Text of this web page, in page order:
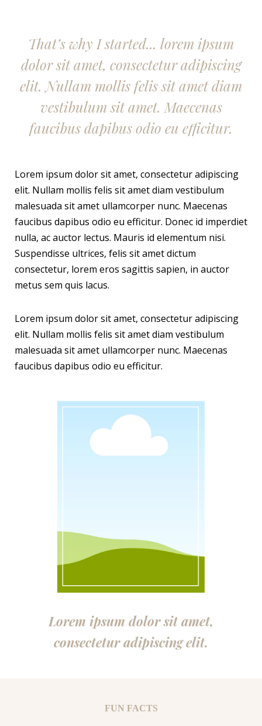
That’s why I started... lorem ipsum
dolor sit amet, consectetur adipiscing
elit. Nullam mollis felis sit amet diam
vestibulum sit amet. Maecenas
faucibus dapibus odio eu efficitur.
Lorem ipsum dolor sit amet, consectetur adipiscing
elit. Nullam mollis felis sit amet diam vestibulum
malesuada sit amet ullamcorper nunc. Maecenas
faucibus dapibus odio eu efficitur. Donec id imperdiet
nulla, ac auctor lectus. Mauris id elementum nisi.
Suspendisse ultrices, felis sit amet dictum
consectetur, lorem eros sagittis sapien, in auctor
metus sem quis lacus.
Lorem ipsum dolor sit amet, consectetur adipiscing
elit. Nullam mollis felis sit amet diam vestibulum
malesuada sit amet ullamcorper nunc. Maecenas
faucibus dapibus odio eu efficitur.
Lorem ipsum dolor sit amet,
consectetur adipiscing elit.
FUN FACTS